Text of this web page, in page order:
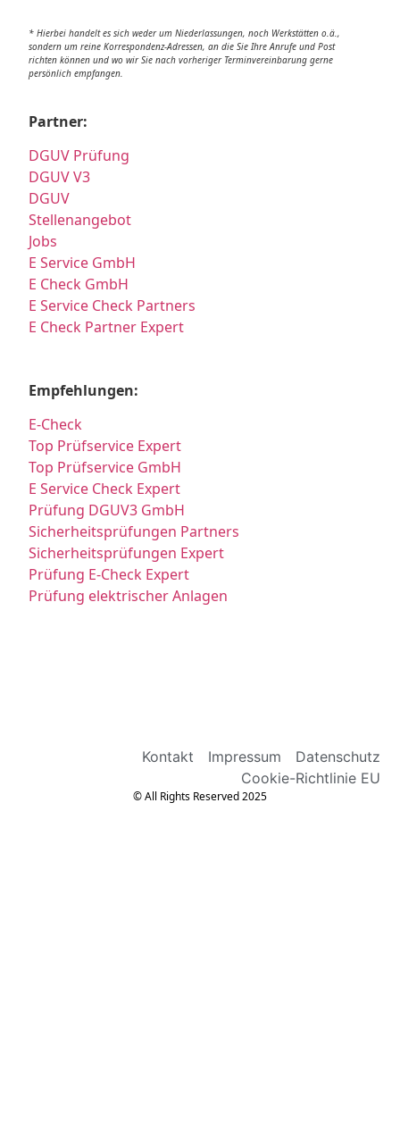
* Hierbei handelt es sich weder um Niederlassungen, noch Werkstätten o.ä.,
sondern um reine Korrespondenz-Adressen, an die Sie Ihre Anrufe und Post
richten können und wo wir Sie nach vorheriger Terminvereinbarung gerne
persönlich empfangen.
Partner:
DGUV Prüfung
DGUV V3
DGUV
Stellenangebot
Jobs
E Service GmbH
E Check GmbH
E Service Check Partners
E Check Partner Expert
Empfehlungen:
E-Check
Top Prüfservice Expert
Top Prüfservice GmbH
E Service Check Expert
Prüfung DGUV3 GmbH
Sicherheitsprüfungen Partners
Sicherheitsprüfungen Expert
Prüfung E-Check Expert
Prüfung elektrischer Anlagen
Kontakt Impressum
Datenschutz
Cookie-Richtlinie EU
© All Rights Reserved 2025